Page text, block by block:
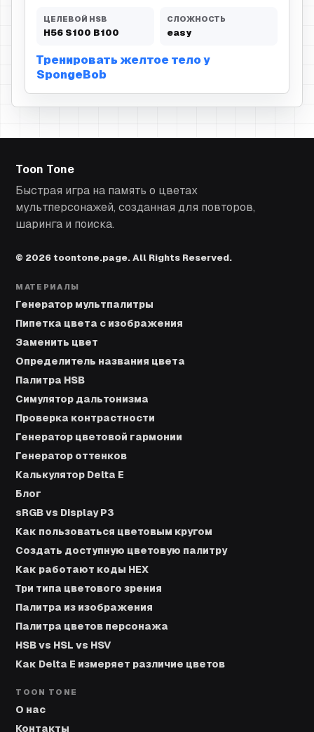
ЦЕЛЕВОЙ HSB
H56 S100 B100
СЛОЖНОСТЬ
easy
Тренировать желтое тело у
SpongeBob
Toon Tone
Быстрая игра на память о цветах
мультперсонажей, созданная для повторов,
шаринга и поиска.
© 2026 toontone.page. All Rights Reserved.
МАТЕРИАЛЫ
Генератор мультпалитры
Пипетка цвета с изображения
Заменить цвет
Определитель названия цвета
Палитра HSB
Симулятор дальтонизма
Проверка контрастности
Генератор цветовой гармонии
Генератор оттенков
Калькулятор Delta E
Блог
sRGB vs Display P3
Как пользоваться цветовым кругом
Создать доступную цветовую палитру
Как работают коды HEX
Три типа цветового зрения
Палитра из изображения
Палитра цветов персонажа
HSB vs HSL vs HSV
Как Delta E измеряет различие цветов
TOON TONE
О нас
Контакты